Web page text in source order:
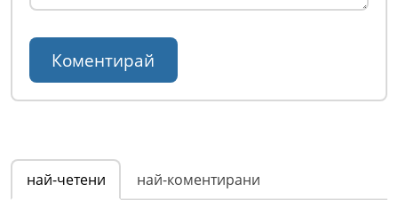
най-четени най-коментирани